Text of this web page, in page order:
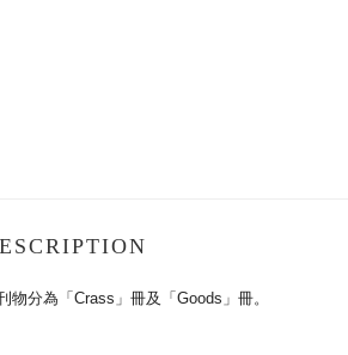
物分為「Crass」冊及「Goods」冊。